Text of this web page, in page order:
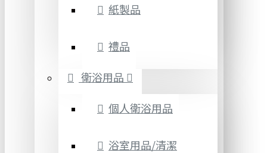
紙製品
禮品
衛浴用品
個人衛浴用品
浴室用品/清潔